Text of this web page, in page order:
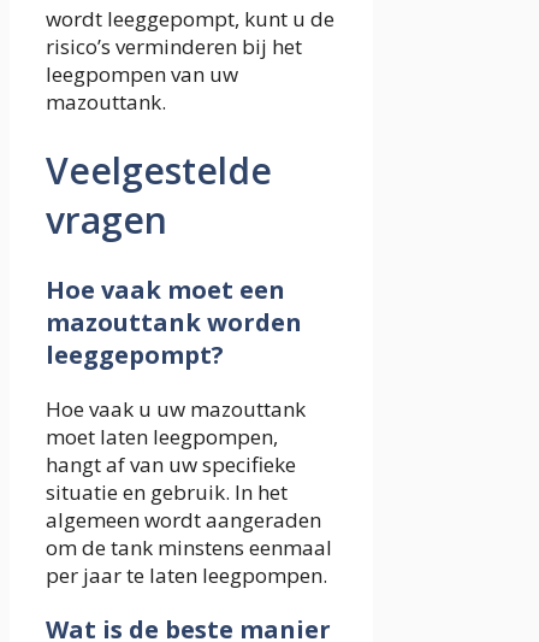
wordt leeggepompt, kunt u de
risico’s verminderen bij het
leegpompen van uw
mazouttank.
Veelgestelde
vragen
Hoe vaak moet een
mazouttank worden
leeggepompt?
Hoe vaak u uw mazouttank
moet laten leegpompen,
hangt af van uw specifieke
situatie en gebruik. In het
algemeen wordt aangeraden
om de tank minstens eenmaal
per jaar te laten leegpompen.
Wat is de beste manier